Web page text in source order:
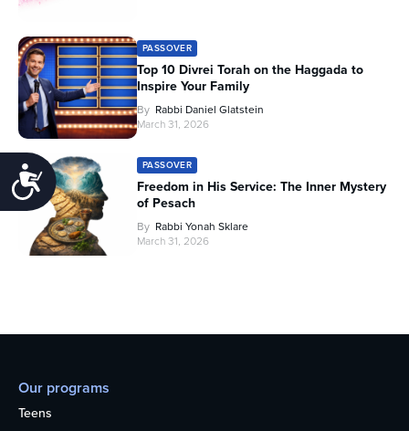
Accessibility
PASSOVER
Top 10 Divrei Torah on the Haggada to
Inspire Your Family
By Rabbi Daniel Glatstein
March 31, 2026
PASSOVER
Freedom in His Service: The Inner Mystery
of Pesach
By Rabbi Yonah Sklare
March 31, 2026
Our programs
Teens